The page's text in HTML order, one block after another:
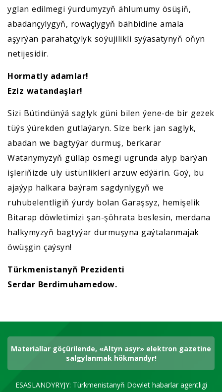
yglan edilmegi ýurdumyzyň ählumumy ösüşiň,
abadançylygyň, rowaçlygyň bähbidine amala
aşyrýan parahatçylyk söýüjilikli syýasatynyň oňyn
netijesidir.
Hormatly adamlar!
Eziz watandaşlar!
Sizi Bütindünýä saglyk güni bilen ýene-de bir gezek
tüýs ýürekden gutlaýaryn. Size berk jan saglyk,
abadan we bagtyýar durmuş, berkarar
Watanymyzyň gülläp ösmegi ugrunda alyp barýan
işleriňizde uly üstünlikleri arzuw edýärin. Goý, bu
ajaýyp halkara baýram sagdynlygyň we
ruhubelentligiň ýurdy bolan Garaşsyz, hemişelik
Bitarap döwletimizi şan-şöhrata beslesin, merdana
halkymyzyň bagtyýar durmuşyna gaýtalanmajak
öwüşgin çaýsyn!
Türkmenistanyň Prezidenti
Serdar Berdimuhamedow.
Materiallar göçürilende, «Altyn asyr» elektron gazetine
salgylanmak hökmandyr!
ESASLANDYRYJY: Türkmenistanyň Döwlet habarlar agentligi